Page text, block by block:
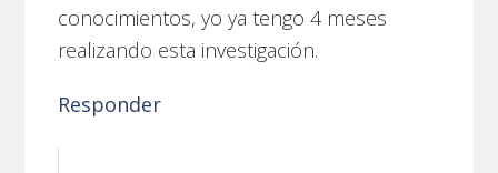
conocimientos, yo ya tengo 4 meses
realizando esta investigación.
Responder